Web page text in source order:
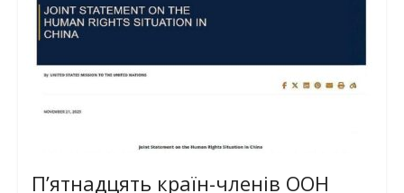
П’ятнадцять країн-членів ООН